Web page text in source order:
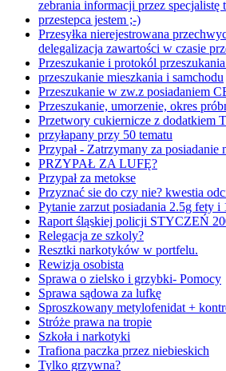
zebrania informacji przez specjalistę
przestepca jestem ;-)
Przesyłka nierejestrowana
delegalizacja zawartości w czasie
Przeszukanie i protokól
przeszukanie mieszkania i samchodu
Przeszukanie w zw.z posiadaniem
Przeszukanie, umorzenie, okres
Przetwory cukiernicze z dodatkiem
przyłapany przy 50 tematu
Przypał - Zatrzymany za posiadanie
PRZYPAŁ ZA LUFĘ?
Przypał za metokse
Przyznać sie do czy nie? kwestia
Pytanie zarzut posiadania 2.5g fety i
Raport śląskiej policji STYCZEŃ
Relegacja ze szkoly?
Resztki narkotyków w portfelu.
Rewizja osobista
Sprawa o zielsko i grzybki- Pomocy
Sprawa sądowa za lufkę
Sproszkowany metylofenidat +
Stróże prawa na tropie
Szkoła i narkotyki
Trafiona paczka przez niebieskich
Tylko grzywna?